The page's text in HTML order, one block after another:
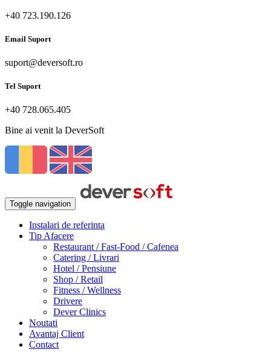
+40 723.190.126
Email Suport
suport@deversoft.ro
Tel Suport
+40 728.065.405
Bine ai venit la DeverSoft
Toggle navigation
Instalari de referinta
Tip Afacere
Restaurant / Fast-Food / Cafenea
Catering / Livrari
Hotel / Pensiune
Shop / Retail
Fitness / Wellness
Drivere
Dever Clinics
Noutati
Avantaj Client
Contact